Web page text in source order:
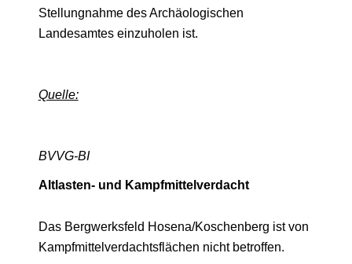
Stellungnahme des Archäologischen
Landesamtes einzuholen ist.
Quelle:
BVVG-BI
Altlasten- und Kampfmittelverdacht
Das Bergwerksfeld Hosena/Koschenberg ist von
Kampfmittelverdachtsflächen nicht betroffen.